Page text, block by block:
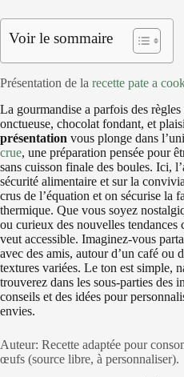
Voir le sommaire
Présentation de la recette pate a
La gourmandise a parfois des
onctueuse, chocolat fondant, et
présentation vous plonge dans
crue, une préparation pensée pour
sans cuisson finale des boules. Ici,
sécurité alimentaire et sur la
crus de l’équation et on sécurise la
thermique. Que vous soyez
ou curieux des nouvelles tendances
veut accessible. Imaginez-vous
avec des amis, autour d’un café ou
textures variées. Le ton est simple,
trouverez dans les sous-parties des
conseils et des idées pour
envies.
Auteur: Recette adaptée pour
œufs (source libre, à personnaliser).